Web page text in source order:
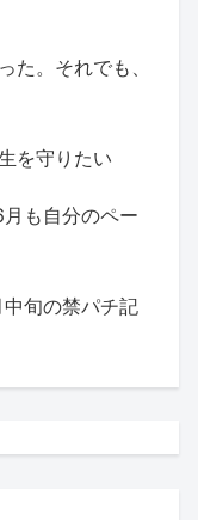
た。それでも、
を守りたい
も自分のペー
旬の禁パチ記